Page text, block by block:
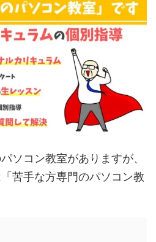
ソコン教室がありますが、
苦手な方専門のパソコン教